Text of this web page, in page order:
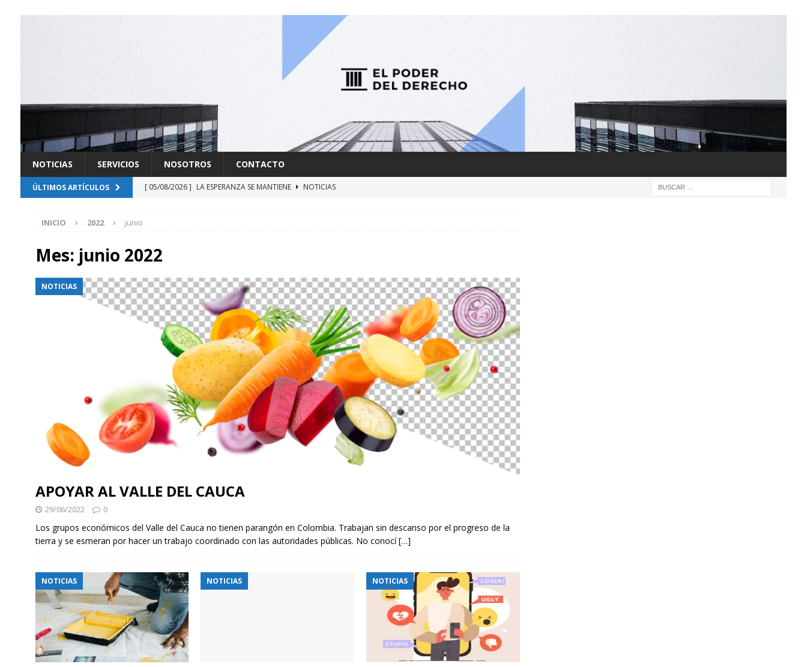
NOTICIAS SERVICIOS NOSOTROS CONTACTO
ÚLTIMOS ARTÍCULOS [ 05/08/2026 ] LA ESPERANZA SE MANTIENE
NOTICIAS
[ 20/07/2026 ]
INICIO 2022 junio
Mes: junio 2022
NOTICIAS
APOYAR AL VALLE DEL CAUCA
29/06/2022 0
Los grupos económicos del Valle del Cauca no tienen parangón en Colombia. Trabajan sin descanso por el progreso de la
tierra y se esmeran por hacer un trabajo coordinado con las autoridades públicas. No conocí[…]
NOTICIAS NOTICIAS NOTICIAS